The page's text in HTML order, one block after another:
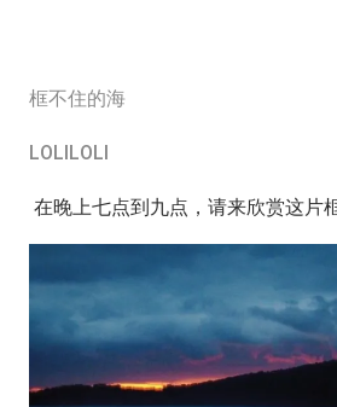
框不住的海
LOLILOLI
在晚上七点到九点，请来欣赏这片